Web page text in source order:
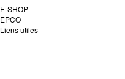
E-SHOP
EPCO
Liens utiles